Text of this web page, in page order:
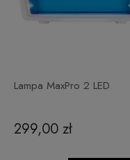
Lampa MaxPro 2 LED
299,00 zł